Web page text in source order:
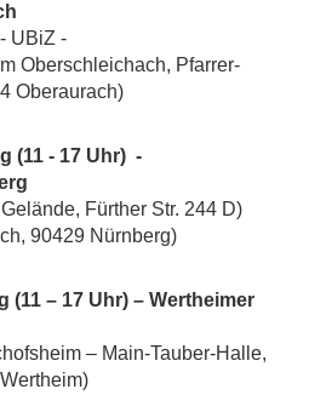
UBiZ -
Oberschleichach, Pfarrer-
Oberaurach)
(11 - 17 Uhr) -
Fürther Str. 244 D)
90429 Nürnberg)
(11 – 17 Uhr) – Wertheimer
– Main-Tauber-Halle,